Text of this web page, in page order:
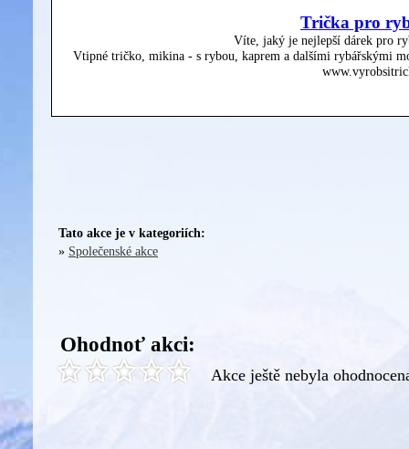
Trička pro
Víte, jaký je nejlepší dárek pro
Vtipné tričko, mikina - s rybou, kaprem a dalšími rybářskými
Tato akce je v kategoriích:
» Společenské akce
Ohodnoť akci:
Akce ještě nebyla